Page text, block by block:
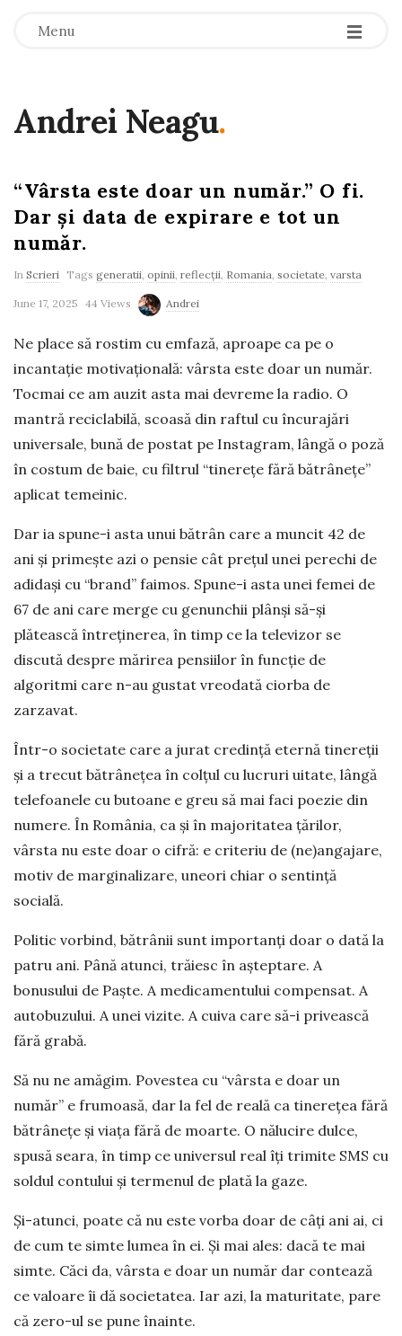
Menu -
-
-
Andrei Neagu.
“Vârsta este doar un număr.” O fi.
Dar și data de expirare e tot un
număr.
In Scrieri Tags generatii, opinii, reflecții, Romania, societate, varsta
June 17, 2025 44 Views Andrei
Ne place să rostim cu emfază, aproape ca pe o
incantație motivațională: vârsta este doar un număr.
Tocmai ce am auzit asta mai devreme la radio. O
mantră reciclabilă, scoasă din raftul cu încurajări
universale, bună de postat pe Instagram, lângă o poză
în costum de baie, cu filtrul “tinerețe fără bătrânețe”
aplicat temeinic.
Dar ia spune-i asta unui bătrân care a muncit 42 de
ani și primește azi o pensie cât prețul unei perechi de
adidași cu “brand” faimos. Spune-i asta unei femei de
67 de ani care merge cu genunchii plânși să-și
plătească întreținerea, în timp ce la televizor se
discută despre mărirea pensiilor în funcție de
algoritmi care n-au gustat vreodată ciorba de
zarzavat.
Într-o societate care a jurat credință eternă tinereții
și a trecut bătrânețea în colțul cu lucruri uitate, lângă
telefoanele cu butoane e greu să mai faci poezie din
numere. În România, ca și în majoritatea țărilor,
vârsta nu este doar o cifră: e criteriu de (ne)angajare,
motiv de marginalizare, uneori chiar o sentință
socială.
Politic vorbind, bătrânii sunt importanți doar o dată la
patru ani. Până atunci, trăiesc în așteptare. A
bonusului de Paște. A medicamentului compensat. A
autobuzului. A unei vizite. A cuiva care să-i privească
fără grabă.
Să nu ne amăgim. Povestea cu “vârsta e doar un
număr” e frumoasă, dar la fel de reală ca tinerețea fără
bătrânețe și viața fără de moarte. O nălucire dulce,
spusă seara, în timp ce universul real îți trimite SMS cu
soldul contului și termenul de plată la gaze.
Și-atunci, poate că nu este vorba doar de câți ani ai, ci
de cum te simte lumea în ei. Și mai ales: dacă te mai
simte. Căci da, vârsta e doar un număr dar contează
ce valoare îi dă societatea. Iar azi, la maturitate, pare
că zero-ul se pune înainte.